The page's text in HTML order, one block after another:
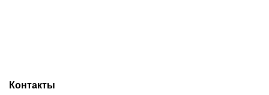
Контакты